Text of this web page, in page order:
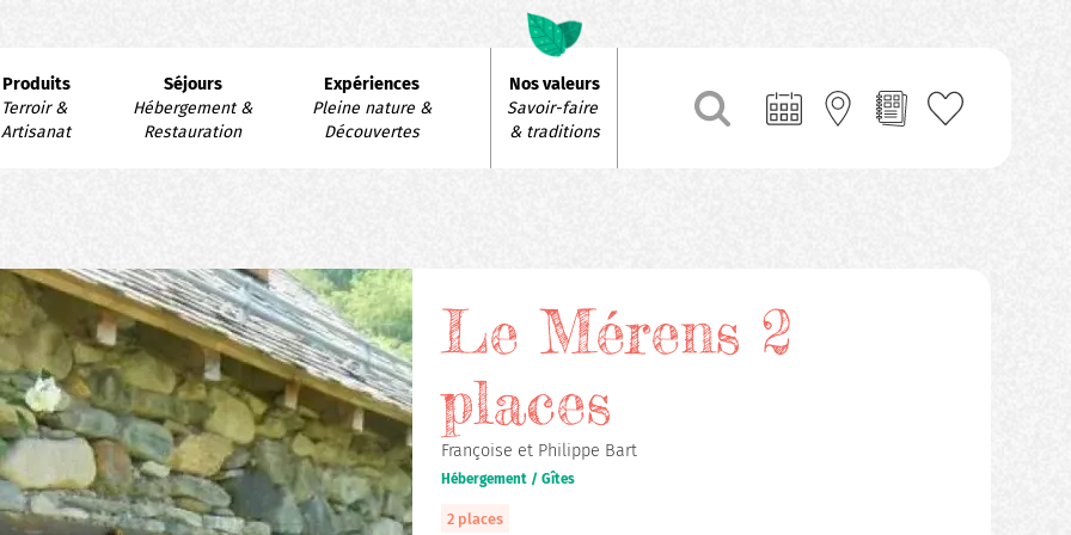
Navigation
principale
Produits
Terroir &
Artisanat
Séjours
Hébergement &
Restauration
Expériences
Pleine nature &
Découvertes
Nos valeurs
Savoir-faire
& traditions
Le Mérens 2
places
Françoise et Philippe Bart
Hébergement / Gîtes
2 places